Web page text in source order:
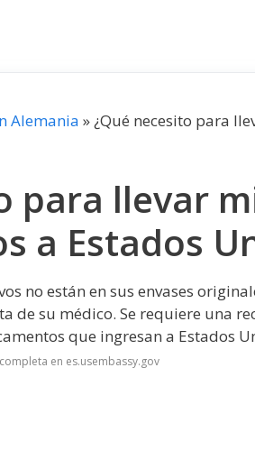
Alemania »¿Qué necesito para
para llevar
a Estados
no están en sus envases
de su médico. Se requiere una
que ingresan a Estados
en es.usembassy.gov